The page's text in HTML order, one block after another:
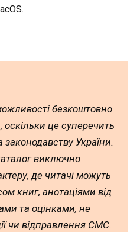
безкоштовно
це суперечить
України.
виключно
де читачі можуть
книг, анотаціями від
та оцінками, не
чи відправлення СМС.